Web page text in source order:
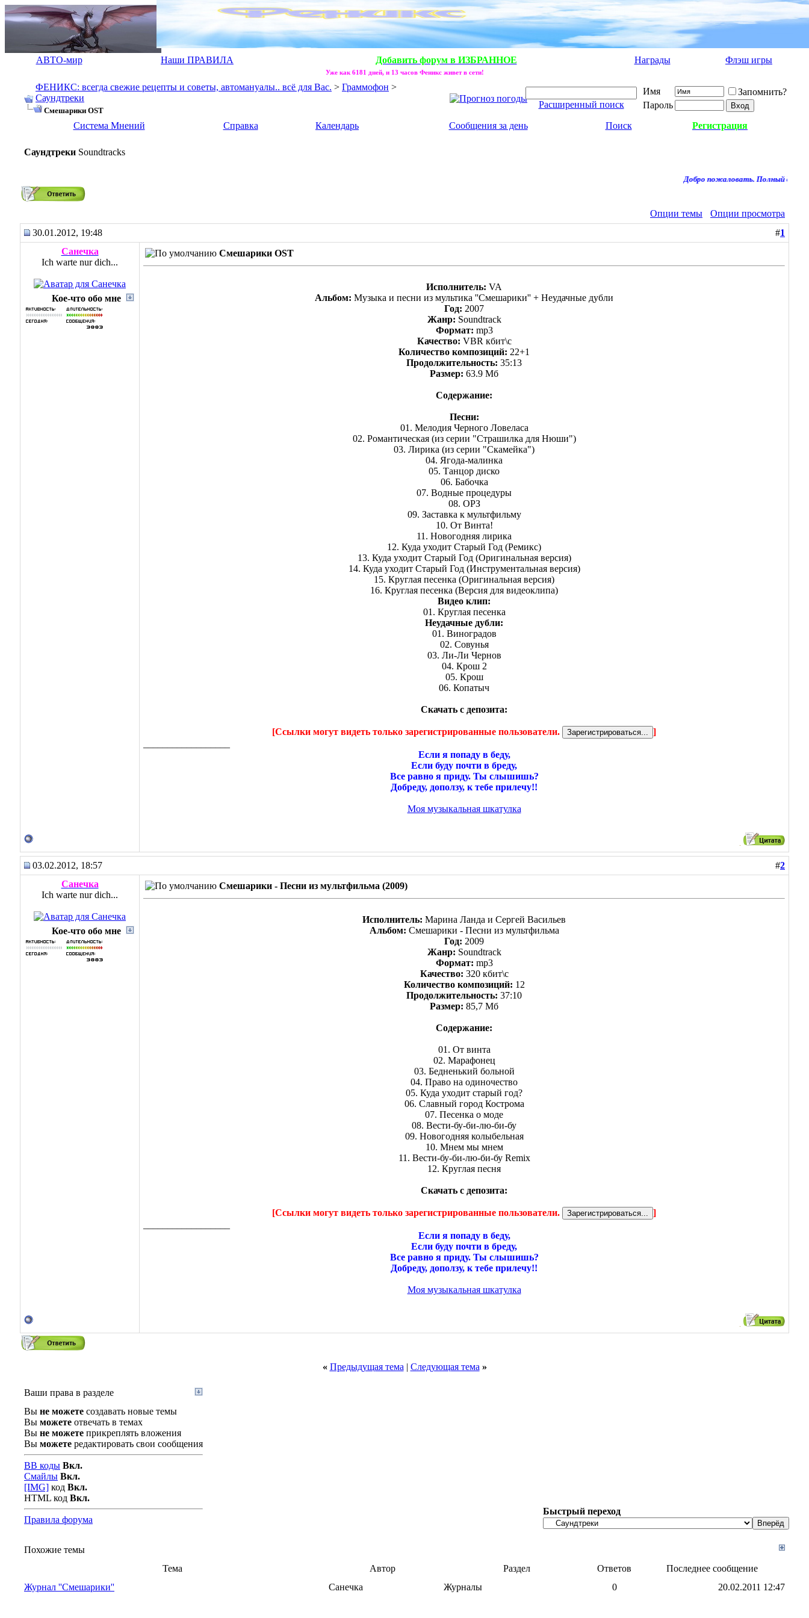
АВТО-мир Наши ПРАВИЛА Добавить форум в ИЗБРАННОЕ Награды Флэш игры
Уже как 6181 дней, и 13 часов Феникс живет в сети!
ФЕНИКС: всегда свежие рецепты и советы, автомануалы.. всё для Вас. > Граммофон >
Саундтреки
Смешарики OST
Расширенный поиск
Имя
Запомнить?
Пароль
Система Мнений
Справка Календарь Сообщения за день Поиск Регистрация
Саундтреки Soundtracks
Добро пожаловать. Полный доступ
Опции темы
Опции просмотра
30.01.2012, 19:48
#1
Санечка
Ich warte nur dich...
Кое-что обо мне
Смешарики OST
Исполнитель: VA
Альбом: Музыка и песни из мультика ''Смешарики'' + Неудачные дубли
Год: 2007
Жанр: Soundtrack
Формат: mp3
Качество: VBR кбит\с
Количество композиций: 22+1
Продолжительность: 35:13
Размер: 63.9 Мб
Содержание:
Песни:
01. Мелодия Черного Ловеласа
02. Романтическая (из серии "Страшилка для Нюши")
03. Лирика (из серии "Скамейка")
04. Ягода-малинка
05. Танцор диско
06. Бабочка
07. Водные процедуры
08. ОРЗ
09. Заставка к мультфильму
10. От Винта!
11. Новогодняя лирика
12. Куда уходит Старый Год (Ремикс)
13. Куда уходит Старый Год (Оригинальная версия)
14. Куда уходит Старый Год (Инструментальная версия)
15. Круглая песенка (Оригинальная версия)
16. Круглая песенка (Версия для видеоклипа)
Видео клип:
01. Круглая песенка
Неудачные дубли:
01. Виноградов
02. Совунья
03. Ли-Ли Чернов
04. Крош 2
05. Крош
06. Копатыч
Скачать с депозита:
[Ссылки могут видеть только зарегистрированные пользователи.
]
Если я попаду в беду,
Если буду почти в бреду,
Все равно я приду. Ты слышишь?
Добреду, доползу, к тебе прилечу!!
Моя музыкальная шкатулка
03.02.2012, 18:57 #2
Санечка
Ich warte nur dich...
Кое-что обо мне
Смешарики - Песни из мультфильма (2009)
Исполнитель: Марина Ланда и Сергей Васильев
Альбом: Смешарики - Песни из мультфильма
Год: 2009
Жанр: Soundtrack
Формат: mp3
Качество: 320 кбит\с
Количество композиций: 12
Продолжительность: 37:10
Размер: 85,7 Мб
Содержание:
01. От винта
02. Марафонец
03. Бедненький больной
04. Право на одиночество
05. Куда уходит старый год?
06. Славный город Кострома
07. Песенка о моде
08. Вести-бу-би-лю-би-бу
09. Новогодняя колыбельная
10. Мнем мы мнем
11. Вести-бу-би-лю-би-бу Remix
12. Круглая песня
Скачать с депозита:
[Ссылки могут видеть только зарегистрированные пользователи.
]
Если я попаду в беду,
Если буду почти в бреду,
Все равно я приду. Ты слышишь?
Добреду, доползу, к тебе прилечу!!
Моя музыкальная шкатулка
« Предыдущая тема | Следующая тема »
Ваши права в разделе
Вы не можете создавать новые темы
Вы можете отвечать в темах
Вы не можете прикреплять вложения
Вы можете редактировать свои сообщения
BB коды Вкл.
Смайлы Вкл.
[IMG] код Вкл.
HTML код Вкл.
Правила форума
Быстрый переход
Похожие темы
Тема
Автор Раздел Ответов
Последнее сообщение
Журнал ''Смешарики''
Санечка Журналы 0 20.02.2011 12:47